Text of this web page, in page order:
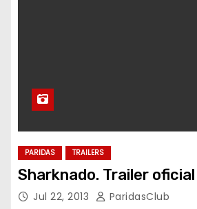
PARIDAS TRAILERS
Sharknado. Trailer oficial
Jul 22, 2013 ParidasClub